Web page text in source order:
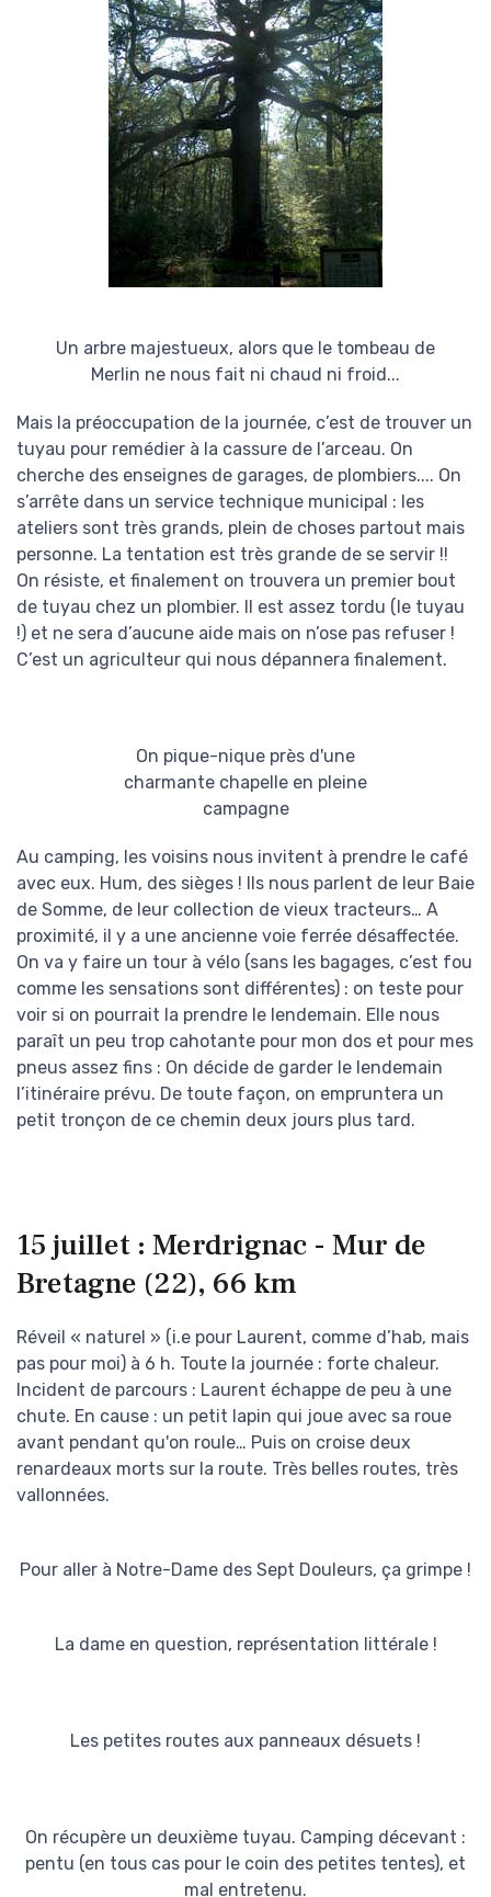
Un arbre majestueux, alors que le tombeau de
Merlin ne nous fait ni chaud ni froid...
Mais la préoccupation de la journée, c’est de trouver un
tuyau pour remédier à la cassure de l’arceau. On
cherche des enseignes de garages, de plombiers.... On
s’arrête dans un service technique municipal : les
ateliers sont très grands, plein de choses partout mais
personne. La tentation est très grande de se servir !!
On résiste, et finalement on trouvera un premier bout
de tuyau chez un plombier. Il est assez tordu (le tuyau
!) et ne sera d’aucune aide mais on n’ose pas refuser !
C’est un agriculteur qui nous dépannera finalement.
On pique-nique près d'une
charmante chapelle en pleine
campagne
Au camping, les voisins nous invitent à prendre le café
avec eux. Hum, des sièges ! Ils nous parlent de leur Baie
de Somme, de leur collection de vieux tracteurs… A
proximité, il y a une ancienne voie ferrée désaffectée.
On va y faire un tour à vélo (sans les bagages, c’est fou
comme les sensations sont différentes) : on teste pour
voir si on pourrait la prendre le lendemain. Elle nous
paraît un peu trop cahotante pour mon dos et pour mes
pneus assez fins : On décide de garder le lendemain
l’itinéraire prévu. De toute façon, on empruntera un
petit tronçon de ce chemin deux jours plus tard.
15 juillet : Merdrignac - Mur de
Bretagne (22), 66 km
Réveil « naturel » (i.e pour Laurent, comme d’hab, mais
pas pour moi) à 6 h. Toute la journée : forte chaleur.
Incident de parcours : Laurent échappe de peu à une
chute. En cause : un petit lapin qui joue avec sa roue
avant pendant qu'on roule… Puis on croise deux
renardeaux morts sur la route. Très belles routes, très
vallonnées.
Pour aller à Notre-Dame des Sept Douleurs, ça grimpe !
La dame en question, représentation littérale !
Les petites routes aux panneaux désuets !
On récupère un deuxième tuyau. Camping décevant :
pentu (en tous cas pour le coin des petites tentes), et
mal entretenu.